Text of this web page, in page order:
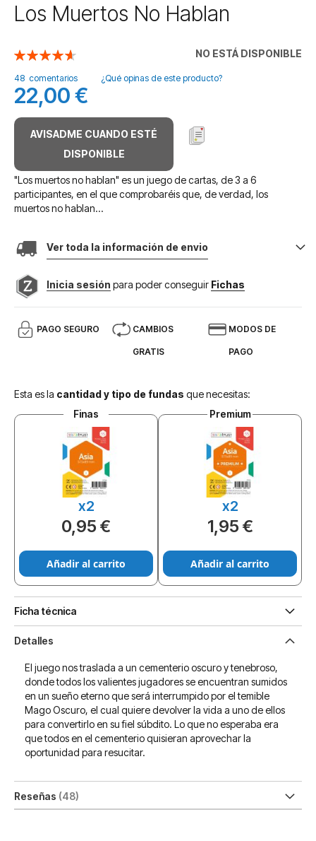
Saltar
al
de
la
galería
de
imágenes
Los Muertos No Hablan
NO ESTÁ DISPONIBLE
Valoración:
48 comentarios ¿Qué opinas de este producto?
22,00 €
AVISADME CUANDO ESTÉ
DISPONIBLE
"Los muertos no hablan" es un juego de cartas, de 3 a 6
participantes, en el que comprobaréis que, de verdad, los
muertos no hablan...
Ver toda la información de envio
Inicia sesión para poder conseguir Fichas
PAGO SEGURO CAMBIOS
GRATIS
MODOS DE
PAGO
Esta es la cantidad y tipo de fundas que necesitas:
Finas
x2
0,95 €
Añadir al carrito
Premium
x2
1,95 €
Añadir al carrito
Ficha técnica
Detalles
El juego nos traslada a un cementerio oscuro y tenebroso,
donde todos los valientes jugadores se encuentran sumidos
en un sueño eterno que será interrumpido por el temible
Mago Oscuro, el cual quiere devolver la vida a uno de ellos
para convertirlo en su fiel súbdito. Lo que no esperaba era
que todos en el cementerio quisieran aprovechar la
oportunidad para resucitar.
Reseñas 48